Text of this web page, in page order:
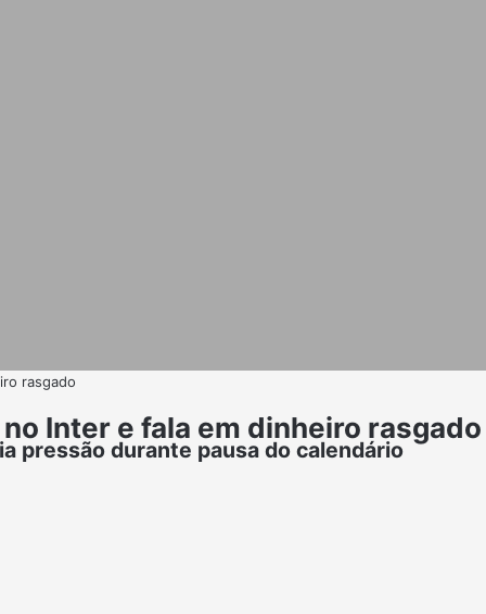
rasgado
Inter e fala em dinheiro rasgado
pressão durante pausa do calendário